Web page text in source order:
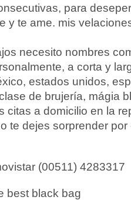
para
y te ame. mis
necesito nombres
a corta y
estados unidos,
de brujería, mágia
citas a domicilio en la
te dejes sorprender
(00511) 4283317
best black bag